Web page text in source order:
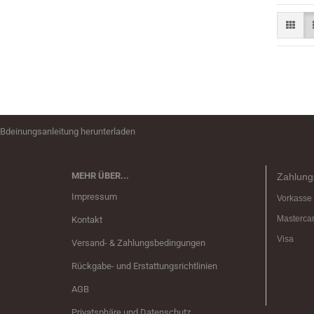
Bdeinungsanleitung herunterladen
MEHR ÜBER...
Impressum
Kontakt
Versand- & Zahlungsbedingungen
Rückgabe- und Erstattungsrichtlinien
AGB
Vorkasse
Visa